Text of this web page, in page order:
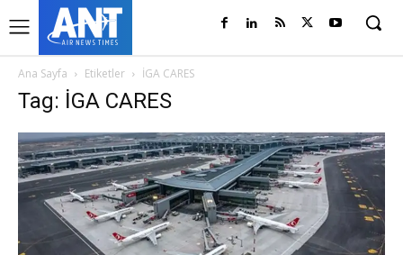
Ana Sayfa Etiketler İGA CARES
Tag: İGA CARES